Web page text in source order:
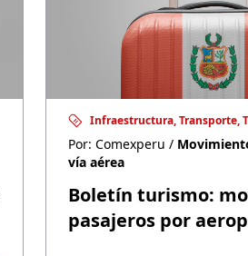
Infraestructura, Transporte,
Por: Comexperu /
vía aérea
Boletín turismo:
pasajeros por